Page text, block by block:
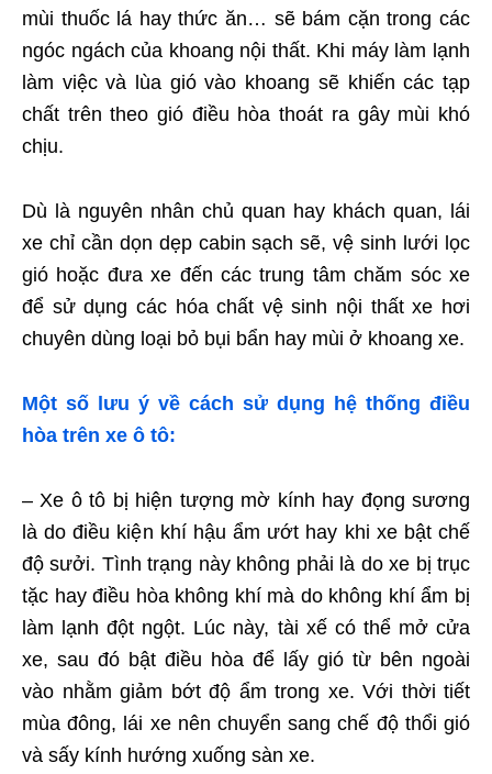
mùi thuốc lá hay thức ăn… sẽ bám cặn trong các
ngóc ngách của khoang nội thất. Khi máy làm lạnh
làm việc và lùa gió vào khoang sẽ khiến các tạp
chất trên theo gió điều hòa thoát ra gây mùi khó
chịu.
Dù là nguyên nhân chủ quan hay khách quan, lái
xe chỉ cần dọn dẹp cabin sạch sẽ, vệ sinh lưới lọc
gió hoặc đưa xe đến các trung tâm chăm sóc xe
để sử dụng các hóa chất vệ sinh nội thất xe hơi
chuyên dùng loại bỏ bụi bẩn hay mùi ở khoang xe.
Một số lưu ý về cách sử dụng hệ thống điều
hòa trên xe ô tô:
– Xe ô tô bị hiện tượng mờ kính hay đọng sương
là do điều kiện khí hậu ẩm ướt hay khi xe bật chế
độ sưởi. Tình trạng này không phải là do xe bị trục
tặc hay điều hòa không khí mà do không khí ẩm bị
làm lạnh đột ngột. Lúc này, tài xế có thể mở cửa
xe, sau đó bật điều hòa để lấy gió từ bên ngoài
vào nhằm giảm bớt độ ẩm trong xe. Với thời tiết
mùa đông, lái xe nên chuyển sang chế độ thổi gió
và sấy kính hướng xuống sàn xe.